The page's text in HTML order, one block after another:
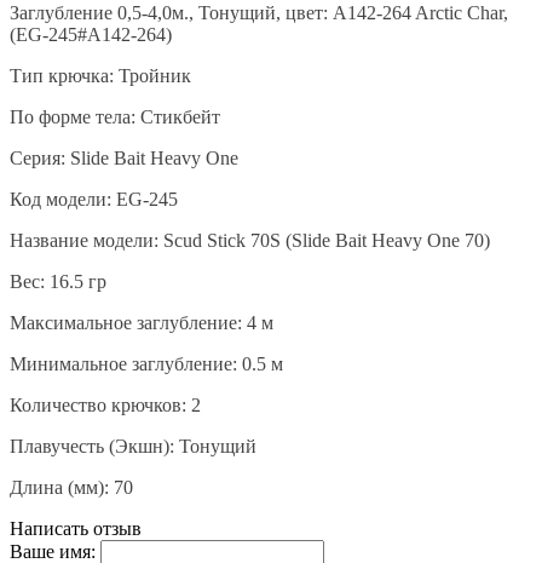
Заглубление 0,5-4,0м., Тонущий, цвет: A142-264 Arctic Char,
(EG-245#A142-264)
Тип крючка: Тройник
По форме тела: Стикбейт
Серия: Slide Bait Heavy One
Код модели: EG-245
Название модели: Scud Stick 70S (Slide Bait Heavy One 70)
Вес: 16.5 гр
Максимальное заглубление: 4 м
Минимальное заглубление: 0.5 м
Количество крючков: 2
Плавучесть (Экшн): Тонущий
Длина (мм): 70
Написать отзыв
Ваше имя: